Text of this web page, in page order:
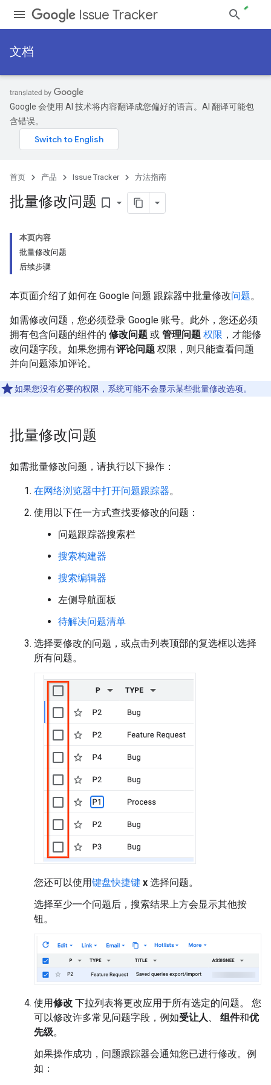
Issue Tracker
文档
Google 会使用 AI 技术将内容翻译成您偏好的语言。AI 翻译可能包
含错误。
首页 产品 Issue Tracker 方法指南
批量修改问题 bookmark_border
本页内容
批量修改问题
后续步骤
本页面介绍了如何在 Google 问题 跟踪器中批量修改问题。
如需修改问题，您必须登录 Google 账号。此外，您还必须
拥有包含问题的组件的 修改问题 或 管理问题 权限 ，才能修
改问题字段。如果您拥有评论问题 权限，则只能查看问题
并向问题添加评论。
如果您没有必要的权限，系统可能不会显示某些批量修改选项。
批量修改问题
如需批量修改问题，请执行以下操作：
在网络浏览器中打开问题跟踪器。
使用以下任一方式查找要修改的问题：
问题跟踪器搜索栏
搜索构建器
搜索编辑器
左侧导航面板
待解决问题清单
选择要修改的问题，或点击列表顶部的复选框以选择
所有问题。
您还可以使用键盘快捷键 x 选择问题。
选择至少一个问题后，搜索结果上方会显示其他按
钮。
使用修改 下拉列表将更改应用于所有选定的问题。 您
可以修改许多常见问题字段，例如受让人、 组件和优
先级。
如果操作成功，问题跟踪器会通知您已进行修改。例
如：